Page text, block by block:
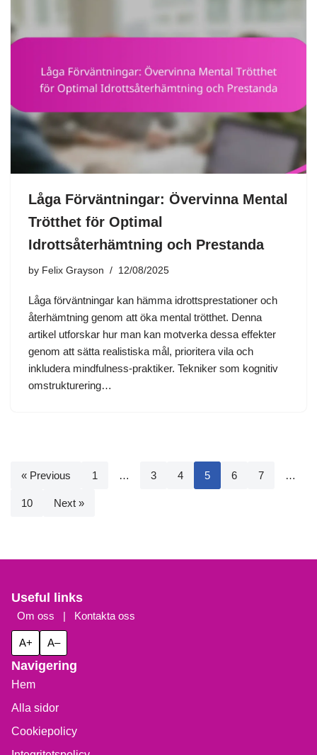
Låga Förväntningar: Övervinna Mental
Trötthet för Optimal
Idrottsåterhämtning och Prestanda
by Felix Grayson 12/08/2025
Låga förväntningar kan hämma idrottsprestationer och
återhämtning genom att öka mental trötthet. Denna
artikel utforskar hur man kan motverka dessa effekter
genom att sätta realistiska mål, prioritera vila och
inkludera mindfulness-praktiker. Tekniker som kognitiv
omstrukturering…
« Previous 1 … 3 4 5 6 7 …
10 Next »
Useful links
Om oss | Kontakta oss
A+ A–
Navigering
Hem
Alla sidor
Cookiepolicy